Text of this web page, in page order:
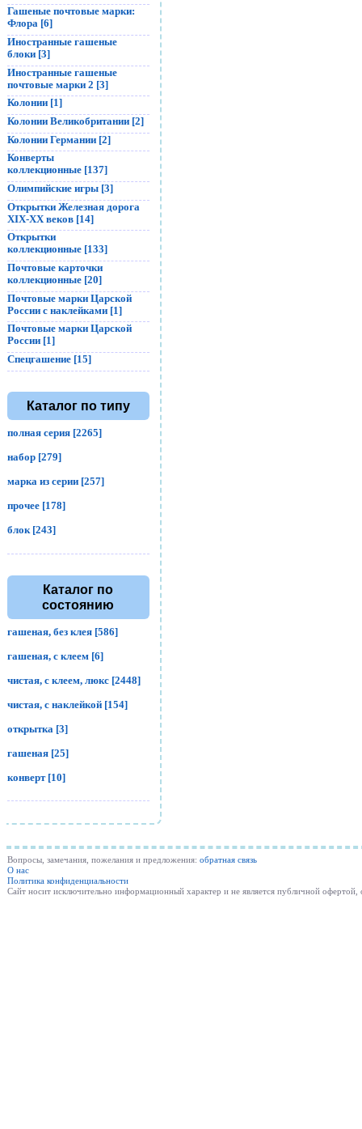
Гашеные почтовые марки:
Флора [6]
Иностранные гашеные
блоки [3]
Иностранные гашеные
почтовые марки 2 [3]
Колонии [1]
Колонии Великобритании [2]
Колонии Германии [2]
Конверты
коллекционные [137]
Олимпийские игры [3]
Открытки Железная дорога
XIX-XX веков [14]
Открытки
коллекционные [133]
Почтовые карточки
коллекционные [20]
Почтовые марки Царской
России с наклейками [1]
Почтовые марки Царской
России [1]
Спецгашение [15]
Каталог по типу
полная серия [2265]
набор [279]
марка из серии [257]
прочее [178]
блок [243]
Каталог по
состоянию
гашеная, без клея [586]
гашеная, с клеем [6]
чистая, с клеем, люкс [2448]
чистая, с наклейкой [154]
открытка [3]
гашеная [25]
конверт [10]
Вопросы, замечания, пожелания и предложения: обратная связь
О нас
Политика конфиденциальности
Cайт носит исключительно информационный характер и не является публичной